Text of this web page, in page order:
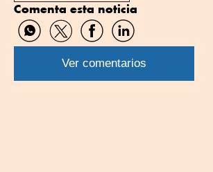
Comenta esta noticia
Compartir
por
WhatsApp
Compartir
por
Twitter
Compartir
por
Facebook
Compartir
por
Linkedin
Ver comentarios